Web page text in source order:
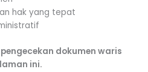
hak yang tepat
dokumen waris
ini.